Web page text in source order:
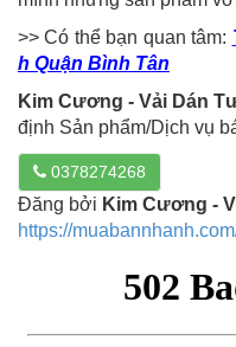
>> Có thể bạn quan tâm:
h Quận Bình Tân
Kim Cương - Vải Dán
định Sản phẩm/Dịch vụ
0378274268
Đăng bởi Kim Cương -
https://